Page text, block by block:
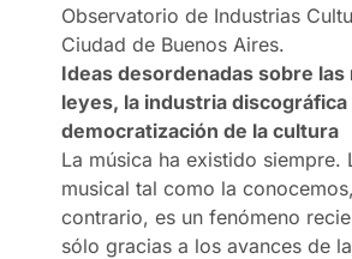
Observatorio de Industrias
Ciudad de Buenos Aires.
Ideas desordenadas sobre las
leyes, la industria discográfica
democratización de la cultura
La música ha existido siempre.
musical tal como la
contrario, es un fenómeno
sólo gracias a los avances de